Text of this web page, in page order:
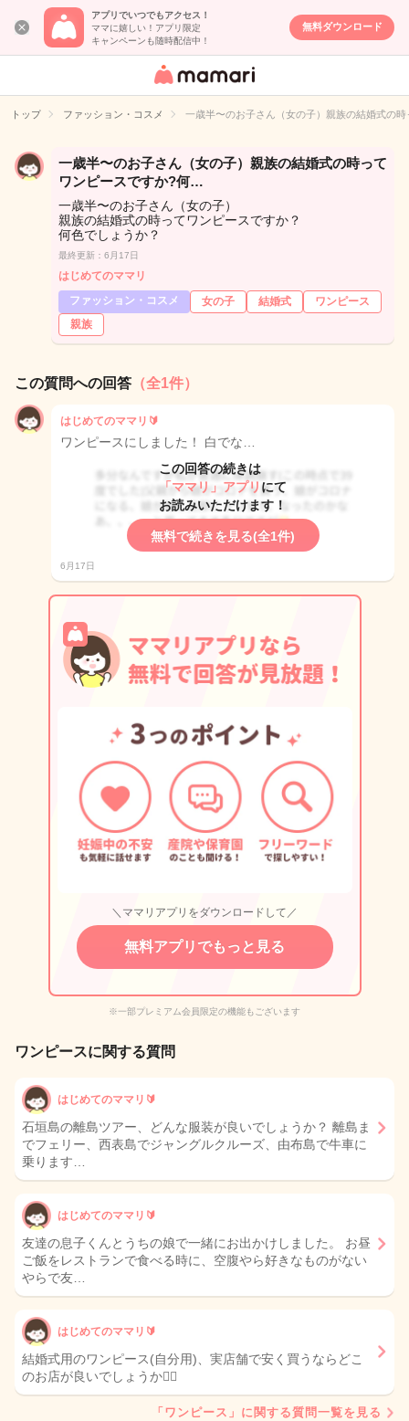
アプリでいつでもアクセス！
ママに嬉しい！アプリ限定
キャンペーンも随時配信中！
無料ダウンロード
女性専用匿名QA
イト
トップ ファッション・コスメ 一歳半〜のお子さん（女の子）親族の結婚式の
一歳半〜のお子さん（女の子）親族の結婚式の時って
ワンピースですか?何…
一歳半〜のお子さん（女の子）
親族の結婚式の時ってワンピースですか？
何色でしょうか？
最終更新：6月17日
はじめてのママリ
ファッション・コスメ
女の子 結婚式
ワンピース
親族
この質問への回答 （全1件）
はじめてのママリ🔰
ワンピースにしました！ 白でな…
この回答の続きは
「ママリ」アプリ にて
お読みいただけます！
無料で続きを見る(全1件)
6月17日
＼ママリアプリをダウンロードして／
無料アプリでもっと見る
※一部プレミアム会員限定の機能もございます
ワンピースに関する質問
はじめてのママリ🔰
石垣島の離島ツアー、どんな服装が良いでしょうか？ 離島ま
でフェリー、西表島でジャングルクルーズ、由布島で牛車に
乗ります…
はじめてのママリ🔰
友達の息子くんとうちの娘で一緒にお出かけしました。 お昼
ご飯をレストランで食べる時に、空腹やら好きなものがない
やらで友…
はじめてのママリ🔰
結婚式用のワンピース(自分用)、実店舗で安く買うならどこ
のお店が良いでしょうか🙇‍♀️
「ワンピース」に関する質問一覧を見る